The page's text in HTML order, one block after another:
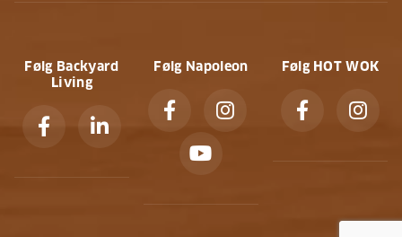
Følg Backyard
Living
Følg Napoleon Følg HOT WOK